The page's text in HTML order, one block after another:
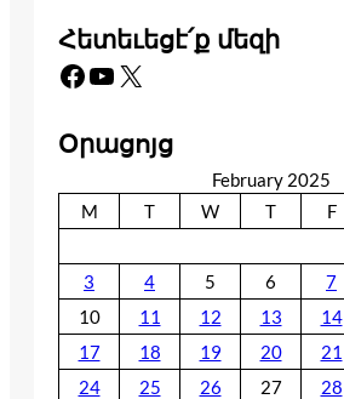
Հետեւեցէ՛ք մեզի
Facebook YouTube X
Օրացոյց
February 2025
M
T W T F
3
4 5 6 7
10
11 12 13 14
17
18 19 20 21
24
25 26 27
28